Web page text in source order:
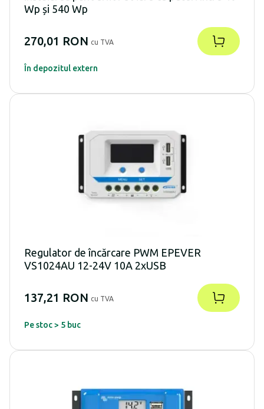
Wp și 540 Wp
270,01 RON cu TVA
În depozitul extern
Regulator de încărcare PWM EPEVER
VS1024AU 12-24V 10A 2xUSB
137,21 RON cu TVA
Pe stoc > 5 buc